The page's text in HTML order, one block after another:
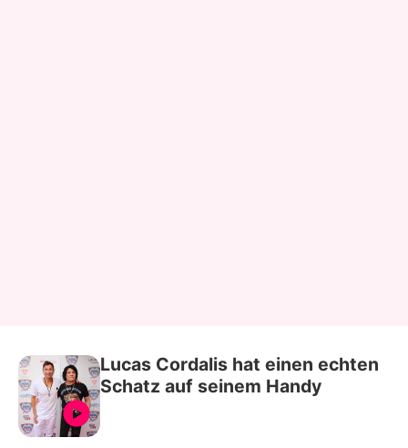
Lucas Cordalis hat einen echten
Schatz auf seinem Handy